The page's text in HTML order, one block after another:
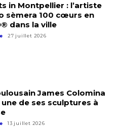
in Montpellier : l’artiste
sèmera 100 cœurs en
dans la ville
27 juillet 2026
James Colomina
de ses sculptures à
13 juillet 2026